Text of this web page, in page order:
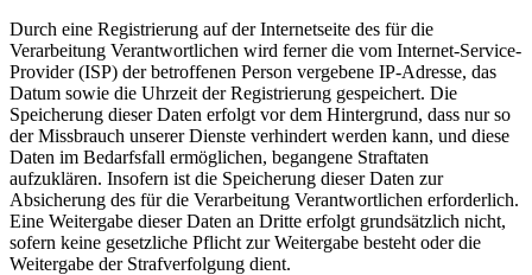
Durch eine Registrierung auf der Internetseite des für die
Verarbeitung Verantwortlichen wird ferner die vom Internet-Service-
Provider (ISP) der betroffenen Person vergebene IP-Adresse, das
Datum sowie die Uhrzeit der Registrierung gespeichert. Die
Speicherung dieser Daten erfolgt vor dem Hintergrund, dass nur so
der Missbrauch unserer Dienste verhindert werden kann, und diese
Daten im Bedarfsfall ermöglichen, begangene Straftaten
aufzuklären. Insofern ist die Speicherung dieser Daten zur
Absicherung des für die Verarbeitung Verantwortlichen erforderlich.
Eine Weitergabe dieser Daten an Dritte erfolgt grundsätzlich nicht,
sofern keine gesetzliche Pflicht zur Weitergabe besteht oder die
Weitergabe der Strafverfolgung dient.